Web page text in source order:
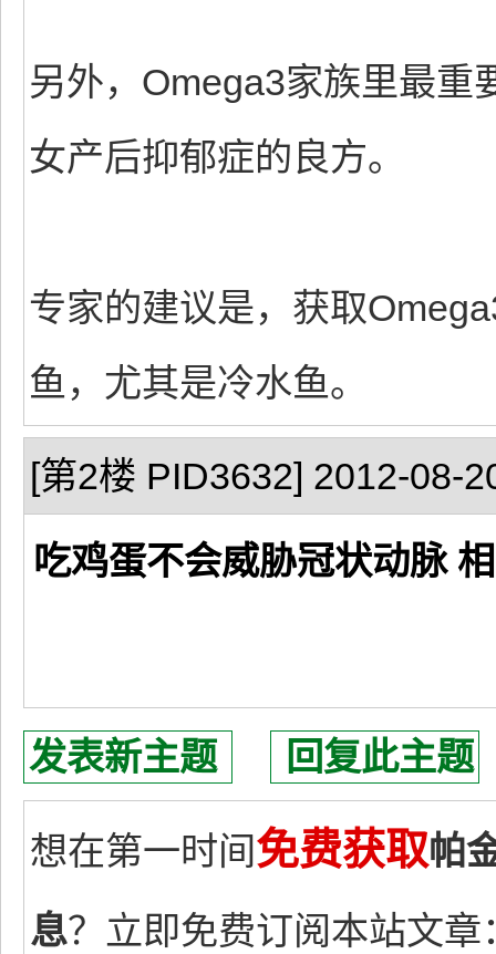
另外，Omega3家族里最重
女产后抑郁症的良方。
专家的建议是，获取
鱼，尤其是冷水鱼。
[第2楼 PID3632] 2012-08-
吃鸡蛋不会威胁冠状动脉
发表新主题 回复此主题
想在第一时间免费获取帕
息？立即免费订阅本站文章